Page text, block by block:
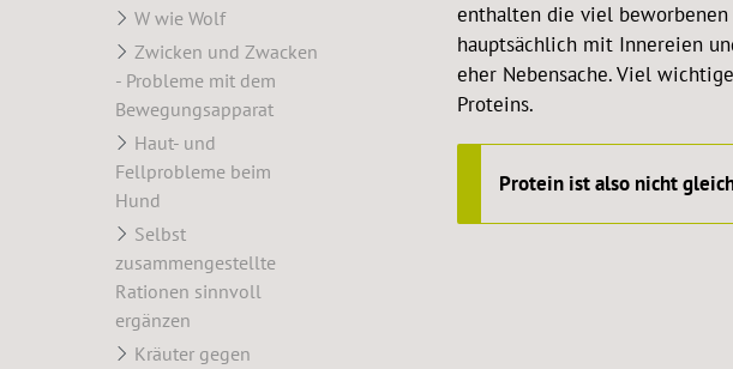
W wie Wolf
Zwicken und Zwacken
- Probleme mit dem
Bewegungsapparat
Haut- und
Fellprobleme beim
Hund
Selbst
zusammengestellte
Rationen sinnvoll
ergänzen
Kräuter gegen
enthalten die viel
hauptsächlich mit Innereien
eher Nebensache. Viel
Proteins.
Protein ist also nicht